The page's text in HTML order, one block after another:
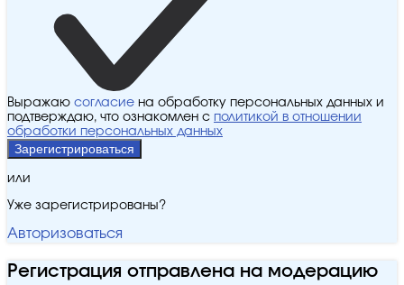
Выражаю согласие на обработку персональных данных и
подтверждаю, что ознакомлен с политикой в отношении
обработки персональных данных
Зарегистрироваться
или
Уже зарегистрированы?
Авторизоваться
Регистрация отправлена на модерацию